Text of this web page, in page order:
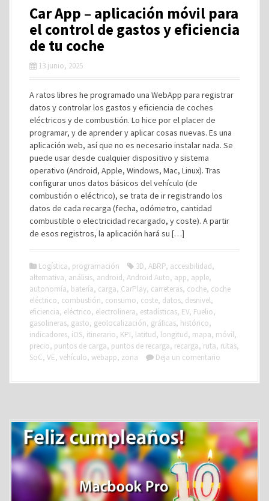
Car App – aplicación móvil para
el control de gastos y eficiencia
de tu coche
13 junio, 2025
A ratos libres he programado una WebApp para registrar
datos y controlar los gastos y eficiencia de coches
eléctricos y de combustión. Lo hice por el placer de
programar, y de aprender y aplicar cosas nuevas. Es una
aplicación web, así que no es necesario instalar nada. Se
puede usar desde cualquier dispositivo y sistema
operativo (Android, Apple, Windows, Mac, Linux). Tras
configurar unos datos básicos del vehículo (de
combustión o eléctrico), se trata de ir registrando los
datos de cada recarga (fecha, odómetro, cantidad
combustible o electricidad recargado, y coste). A partir
de esos registros, la aplicación hará su […]
Logística, programación 3D, ABRP, accesibilidad,
alternativa, análisis, android, Android Auto, app, apple,
autonomía, batería, carga, CarPlay, carreteras, coche, coche
eléctrico, combustión, consumo, coste, datos, desnivel,
eficiencia, eléctrico, electrolinera, estadísticas, EV, Fuelio,
gasolineras, gasto, geolocalización, gráficas, histórico,
indicadores, iOS, itinerario, KPI, latitud, longitud, mapa, móvil,
precio, puntos de carga, puntos de recarga, recarga, ruta, rutas,
SoC, VE, vehículo, webapp, zona Deja un comentario